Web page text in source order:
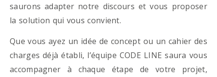
saurons adapter notre discours et vous proposer
la solution qui vous convient.
Que vous ayez un idée de concept ou un cahier des
charges déjà établi, l’équipe CODE LINE saura vous
accompagner à chaque étape de votre projet,